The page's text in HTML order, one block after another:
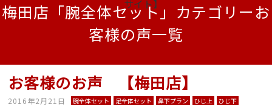
梅田店「腕全体セット」カテゴリーお
客様の声一覧
お客様のお声 【梅田店】
2016年2月21日 腕全体セット 足全体セット 鼻下プラン ひじ上
ひじ下